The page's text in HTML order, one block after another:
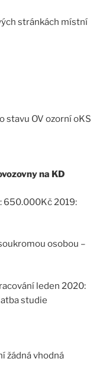
stránkách místní
stavu OV ozorní oKS
na KD
650.000Kč 2019:
osobou –
leden 2020:
studie
žádná vhodná